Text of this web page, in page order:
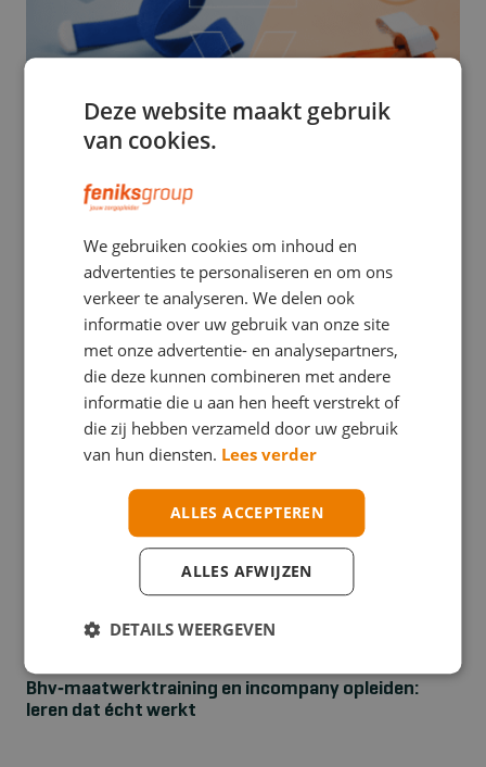
Stuwband versus tourniquet: een verwarrend
verschil met mogelijk ernstige gevolgen
Bhv‑maatwerktraining en incompany opleiden:
leren dat écht werkt
Deze website maakt gebruik
van cookies.
We gebruiken cookies om inhoud en
advertenties te personaliseren en om ons
verkeer te analyseren. We delen ook
informatie over uw gebruik van onze site
met onze advertentie- en analysepartners,
die deze kunnen combineren met andere
informatie die u aan hen heeft verstrekt of
die zij hebben verzameld door uw gebruik
van hun diensten. Lees verder
ALLES ACCEPTEREN
ALLES AFWIJZEN
DETAILS WEERGEVEN